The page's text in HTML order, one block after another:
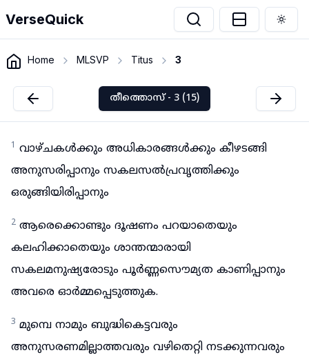
VerseQuick
Home MLSVP Titus 3
തീത്തൊസ് - 3 (15)
1 വാഴ്ചകൾക്കും അധികാരങ്ങൾക്കും കീഴടങ്ങി
അനുസരിപ്പാനും സകലസൽപ്രവൃത്തിക്കും
ഒരുങ്ങിയിരിപ്പാനും
2 ആരെക്കൊണ്ടും ദൂഷണം പറയാതെയും
കലഹിക്കാതെയും ശാന്തന്മാരായി
സകലമനുഷ്യരോടും പൂർണ്ണസൌമ്യത കാണിപ്പാനും
അവരെ ഓർമ്മപ്പെടുത്തുക.
3 മുമ്പെ നാമും ബുദ്ധികെട്ടവരും
അനുസരണമില്ലാത്തവരും വഴിതെറ്റി നടക്കുന്നവരും